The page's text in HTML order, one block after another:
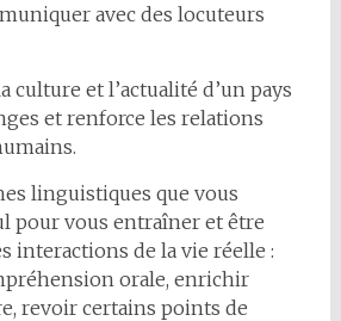
avec des locuteurs
culture et l’actualité d’un pays
et renforce les relations
linguistiques que vous
pour vous entraîner et être
interactions de la vie réelle :
orale, enrichir
revoir certains points de